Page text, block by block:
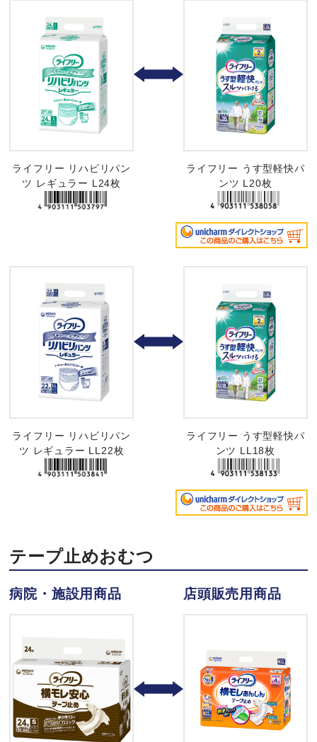
ライフリー リハビリパン
ツ レギュラー L24枚
ライフリー うす型軽快パ
ンツ L20枚
ライフリー リハビリパン
ツ レギュラー LL22枚
ライフリー うす型軽快パ
ンツ LL18枚
テープ止めおむつ
病院・施設用商品 店頭販売用商品